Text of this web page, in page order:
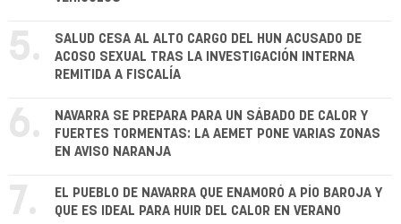
5.
SALUD CESA AL ALTO CARGO DEL HUN ACUSADO DE
ACOSO SEXUAL TRAS LA INVESTIGACIÓN INTERNA
REMITIDA A FISCALÍA
6.
NAVARRA SE PREPARA PARA UN SÁBADO DE CALOR Y
FUERTES TORMENTAS: LA AEMET PONE VARIAS ZONAS
EN AVISO NARANJA
7.
EL PUEBLO DE NAVARRA QUE ENAMORÓ A PÍO BAROJA Y
QUE ES IDEAL PARA HUIR DEL CALOR EN VERANO